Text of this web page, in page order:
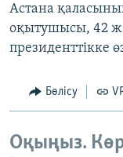
ЖАЗЫЛЫҢЫЗ
Астана
оқытушысы, 42
президенттікке
Бөлісу
Оқыңыз.